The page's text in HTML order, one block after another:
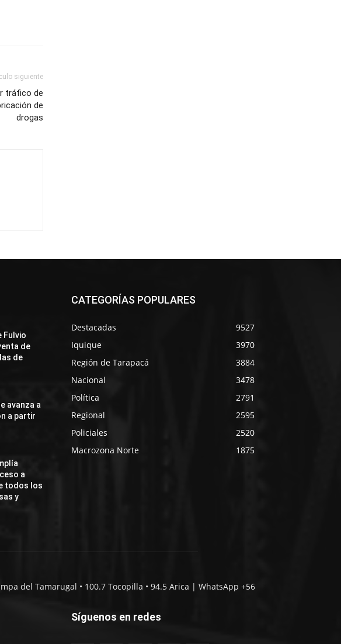
siguiente
tráfico de
de
drogas
Fulvio
de
de
avanza a
a partir
a
todos los
y
CATEGORÍAS POPULARES
Destacadas
9527
Iquique
3970
Región de Tarapacá
3884
Nacional
3478
Política
2791
Regional
2595
Policiales
2520
Macrozona Norte
1875
del Tamarugal • 100.7 Tocopilla • 94.5 Arica | WhatsApp +56
Síguenos en redes